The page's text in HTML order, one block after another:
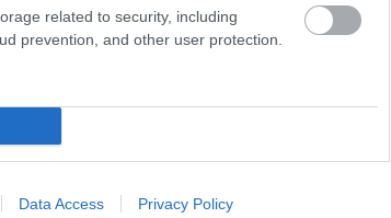
related to security, including
prevention, and other user protection.
Data Access Privacy Policy
Βγαίνουν τα προσωρινά